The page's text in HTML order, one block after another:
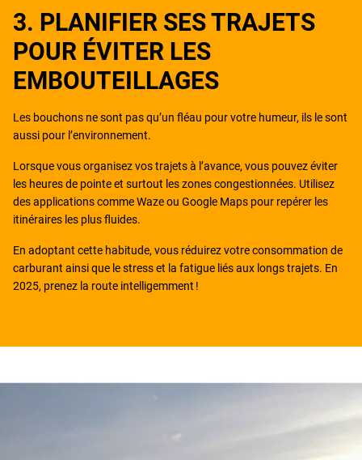
3. PLANIFIER SES TRAJETS
POUR ÉVITER LES
EMBOUTEILLAGES
Les bouchons ne sont pas qu’un fléau pour votre humeur, ils le sont
aussi pour l’environnement.
Lorsque vous organisez vos trajets à l’avance, vous pouvez éviter
les heures de pointe et surtout les zones congestionnées. Utilisez
des applications comme Waze ou Google Maps pour repérer les
itinéraires les plus fluides.
En adoptant cette habitude, vous réduirez votre consommation de
carburant ainsi que le stress et la fatigue liés aux longs trajets. En
2025, prenez la route intelligemment !